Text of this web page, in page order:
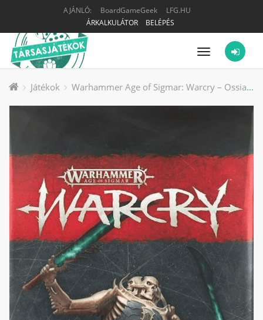
AJÁNLÓ: BoardGameGeek
LFG.HU
ÁRKALKULÁTOR
BELÉPÉS
Menü
Játékok Warhammer Age of Sigmar: Warcry – Ossiarch Bonereapers társasjáték kiegészítő